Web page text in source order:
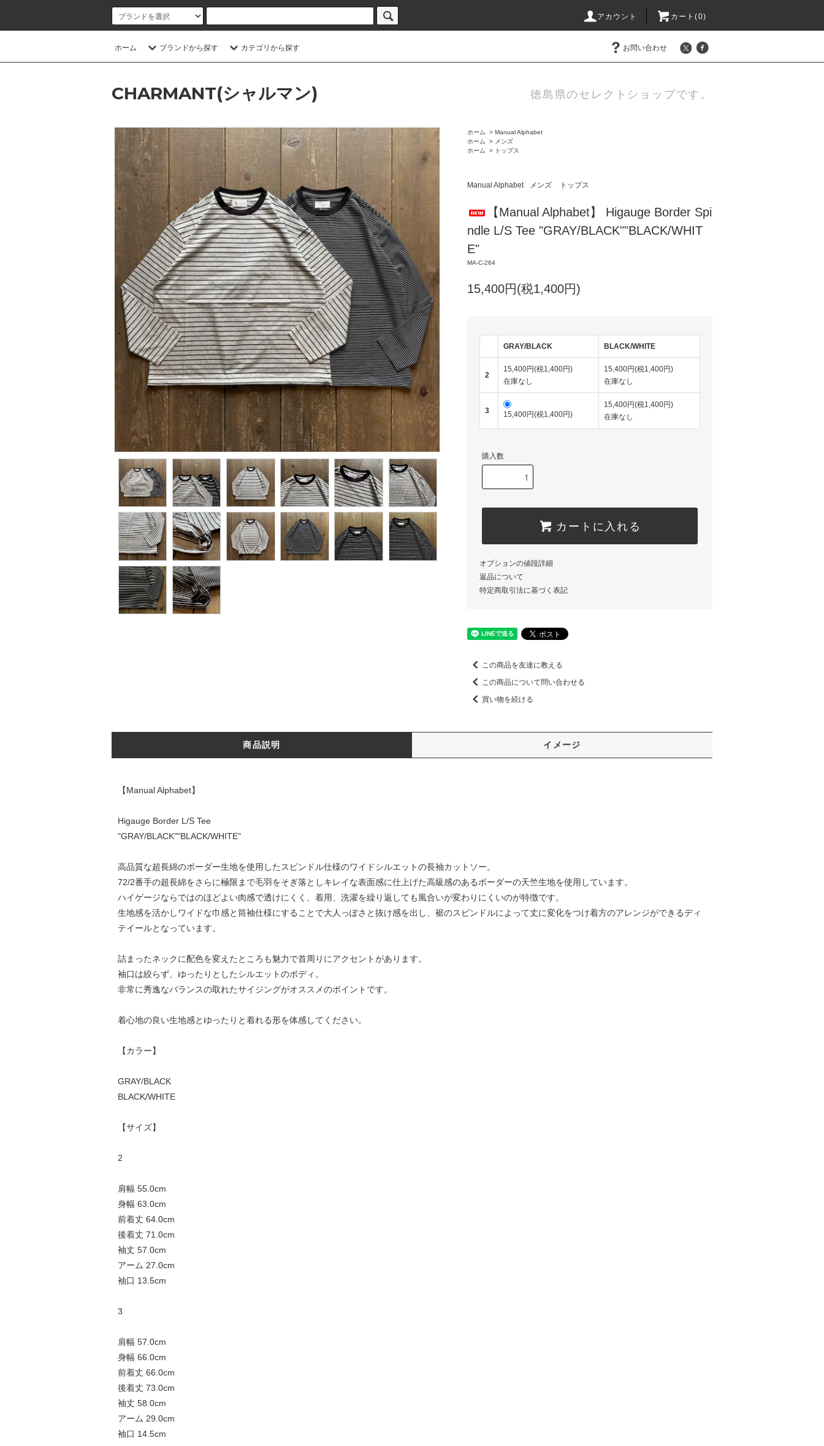
アカウント カート(0)
ホーム ブランドから探す カテゴリから探す お問い合わせ
CHARMANT(シャルマン) 徳島県のセレクトショップです。
ホーム > Manual Alphabet
ホーム
> メンズ
ホーム
> トップス
Manual Alphabet メンズ トップス
【Manual Alphabet】 Higauge Border Spi
ndle L/S Tee "GRAY/BLACK""BLACK/WHIT
E"
MA-C-264
15,400円(税1,400円)
GRAY/BLACK BLACK/WHITE
2
15,400円(税1,400円)
在庫なし
15,400円(税1,400円)
在庫なし
3 15,400円(税1,400円)
15,400円(税1,400円)
在庫なし
購入数
カートに入れる
オプションの値段詳細
返品について
特定商取引法に基づく表記
この商品を友達に教える
この商品について問い合わせる
買い物を続ける
商品説明 イメージ
【Manual Alphabet】
Higauge Border L/S Tee
"GRAY/BLACK""BLACK/WHITE"
高品質な超長綿のボーダー生地を使用したスピンドル仕様のワイドシルエットの長袖カットソー。
72/2番手の超長綿をさらに極限まで毛羽をそぎ落としキレイな表面感に仕上げた高級感のあるボーダーの天竺生地を使用しています。
ハイゲージならではのほどよい肉感で透けにくく、着用、洗濯を繰り返しても風合いが変わりにくいのが特徴です。
生地感を活かしワイドな巾感と筒袖仕様にすることで大人っぽさと抜け感を出し、裾のスピンドルによって丈に変化をつけ着方のアレンジができるディ
テイールとなっています。
詰まったネックに配色を変えたところも魅力で首周りにアクセントがあります。
袖口は絞らず、ゆったりとしたシルエットのボディ。
非常に秀逸なバランスの取れたサイジングがオススメのポイントです。
着心地の良い生地感とゆったりと着れる形を体感してください。
【カラー】
GRAY/BLACK
BLACK/WHITE
【サイズ】
2
肩幅 55.0cm
身幅 63.0cm
前着丈 64.0cm
後着丈 71.0cm
袖丈 57.0cm
アーム 27.0cm
袖口 13.5cm
3
肩幅 57.0cm
身幅 66.0cm
前着丈 66.0cm
後着丈 73.0cm
袖丈 58.0cm
アーム 29.0cm
袖口 14.5cm